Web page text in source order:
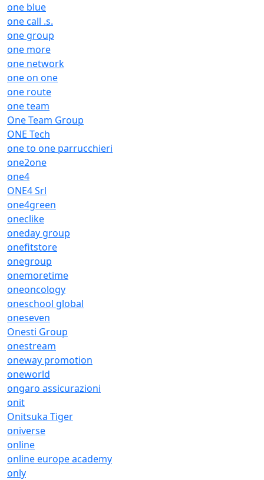
one blue
one call .s.
one group
one more
one network
one on one
one route
one team
One Team Group
ONE Tech
one to one parrucchieri
one2one
one4
ONE4 Srl
one4green
oneclike
oneday group
onefitstore
onegroup
onemoretime
oneoncology
oneschool global
oneseven
Onesti Group
onestream
oneway promotion
oneworld
ongaro assicurazioni
onit
Onitsuka Tiger
oniverse
online
online europe academy
only